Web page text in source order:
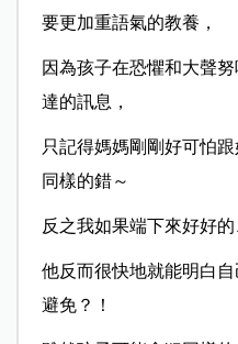
要更加重語氣的教養，
因為孩子在恐懼和大聲
達的訊息，
只記得媽媽剛剛好可怕
同樣的錯～
反之我如果端下來好好
他反而很快地就能明白
避免？！